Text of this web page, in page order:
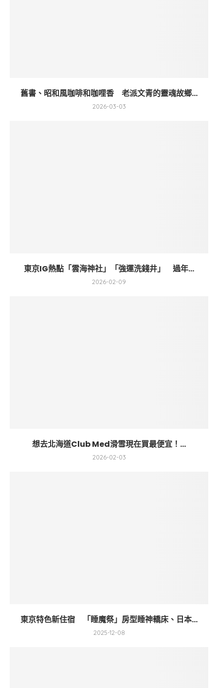
舊書、昭和風咖啡和咖哩香 老派文青的靈魂故鄉...
2026-03-03
東京IG熱點「雲海神社」「強運洗錢井」 過年...
2026-02-09
想去北海道Club Med滑雪現在買最便宜！...
2026-02-03
東京特色新住宿 「睡魔祭」房型睡神轎床、日本...
2025-12-08